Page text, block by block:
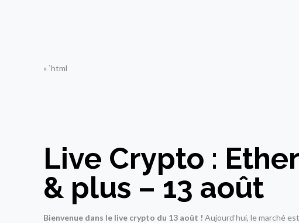
« `html
Live Crypto :
& plus – 13 août
Bienvenue dans le live crypto du 13 août ! Aujourd’hui, le marché